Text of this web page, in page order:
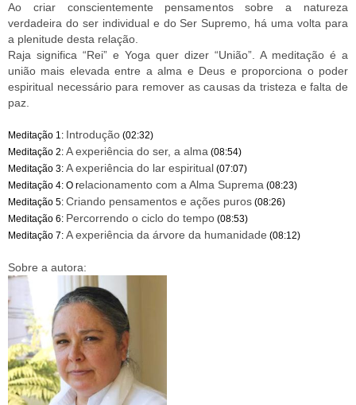
Ao criar conscientemente pensamentos sobre a natureza
verdadeira do ser individual e do Ser Supremo, há uma volta para
a plenitude desta relação.
Raja significa “Rei” e Yoga quer dizer “União”. A meditação é a
união mais elevada entre a alma e Deus e proporciona o poder
espiritual necessário para remover as causas da tristeza e falta de
paz.
Meditação 1: Introdução (02:32)
Meditação 2: A experiência do ser, a alma (08:54)
Meditação 3: A experiência do lar espiritual (07:07)
Meditação 4: O relacionamento com a Alma Suprema (08:23)
Meditação 5: Criando pensamentos e ações puros (08:26)
Meditação 6: Percorrendo o ciclo do tempo (08:53)
Meditação 7: A experiência da árvore da humanidade (08:12)
Sobre a autora: